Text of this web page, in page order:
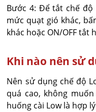
Bước 4: Để tắt chế độ
mức quạt gió khác,
khác hoặc ON/OFF tắt
Khi nào nên sử
Nên sử dụng chế độ
quá cao, không
huống cài Low là hợp